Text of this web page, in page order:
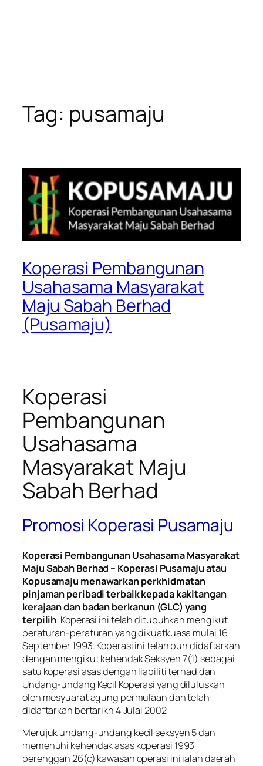
Tag: pusamaju
Koperasi Pembangunan
Usahasama Masyarakat
Maju Sabah Berhad
(Pusamaju)
Koperasi
Pembangunan
Usahasama
Masyarakat Maju
Sabah Berhad
Promosi Koperasi Pusamaju
Koperasi Pembangunan Usahasama Masyarakat
Maju Sabah Berhad – Koperasi Pusamaju atau
Kopusamaju menawarkan perkhidmatan
pinjaman peribadi terbaik kepada kakitangan
kerajaan dan badan berkanun (GLC) yang
terpilih. Koperasi ini telah ditubuhkan mengikut
peraturan-peraturan yang dikuatkuasa mulai 16
September 1993. Koperasi ini telah pun didaftarkan
dengan mengikut kehendak Seksyen 7(1) sebagai
satu koperasi asas dengan liabiliti terhad dan
Undang-undang Kecil Koperasi yang diluluskan
oleh mesyuarat agung permulaan dan telah
didaftarkan bertarikh 4 Julai 2002
Merujuk undang-undang kecil seksyen 5 dan
memenuhi kehendak asas koperasi 1993
perenggan 26(c) kawasan operasi ini ialah daerah